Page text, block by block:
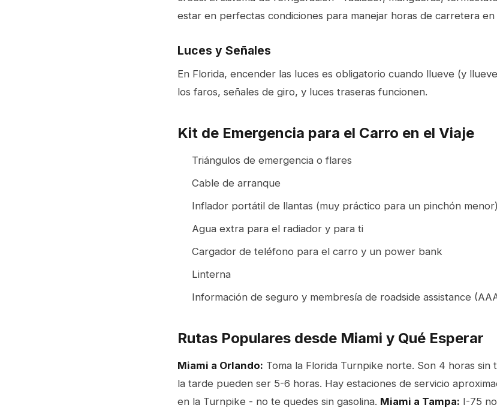
estar en perfectas condiciones para manejar horas de carretera en
Luces y Señales
En Florida, encender las luces es obligatorio cuando llueve (y
los faros, señales de giro, y luces traseras funcionen.
Kit de Emergencia para el Carro en el Viaje
Triángulos de emergencia o flares
Cable de arranque
Inflador portátil de llantas (muy práctico para un pinchón menor)
Agua extra para el radiador y para ti
Cargador de teléfono para el carro y un power bank
Linterna
Información de seguro y membresía de roadside assistance
Rutas Populares desde Miami y Qué Esperar
Miami a Orlando: Toma la Florida Turnpike norte. Son 4 horas
la tarde pueden ser 5-6 horas. Hay estaciones de servicio
en la Turnpike - no te quedes sin gasolina. Miami a Tampa: I-75